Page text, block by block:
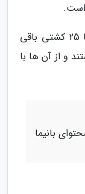
از 2277 کشتی در طی حدودا 60 سال تنها 25 کشتی باقی
و از آن ها با
بانیما